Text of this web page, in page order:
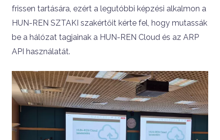
frissen tartására, ezért a legutóbbi képzési alkalmon a
HUN-REN SZTAKI szakértőit kérte fel, hogy mutassák
be a hálózat tagjainak a HUN-REN Cloud és az ARP
API használatát.